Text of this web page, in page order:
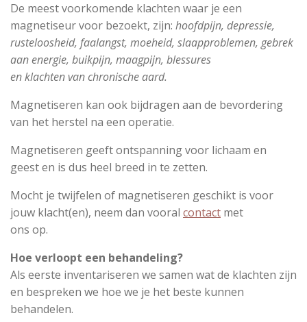
De meest voorkomende klachten waar je een
magnetiseur voor bezoekt, zijn: hoofdpijn, depressie,
rusteloosheid, faalangst, moeheid, slaapproblemen, gebrek
aan energie, buikpijn, maagpijn, blessures
en klachten van chronische aard.
Magnetiseren kan ook bijdragen aan de bevordering
van het herstel na een operatie.
Magnetiseren geeft ontspanning voor lichaam en
geest en is dus heel breed in te zetten.
Mocht je twijfelen of magnetiseren geschikt is voor
jouw klacht(en), neem dan vooral contact met
ons op.
Hoe verloopt een behandeling?
Als eerste inventariseren we samen wat de klachten zijn
en bespreken we hoe we je het beste kunnen
behandelen.